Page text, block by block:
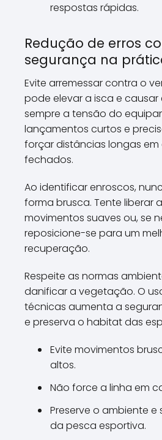
respostas rápidas.
Redução de erros
segurança na
Evite arremessar contra o
pode elevar a isca e causar
sempre a tensão do
lançamentos curtos e
forçar distâncias longas em
fechados.
Ao identificar enroscos,
forma brusca. Tente liberar
movimentos suaves ou, se
reposicione-se para um
recuperação.
Respeite as normas
danificar a vegetação. O
técnicas aumenta a
e preserva o habitat das
Evite movimentos
altos.
Não force a linha em
Preserve o ambiente
da pesca esportiva.